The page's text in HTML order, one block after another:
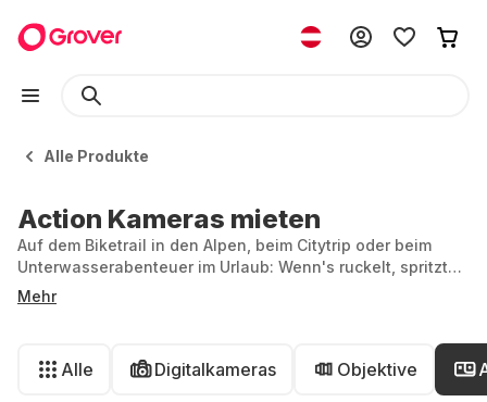
Alle Produkte
Action Kameras mieten
Auf dem Biketrail in den Alpen, beim Citytrip oder beim
Unterwasserabenteuer im Urlaub: Wenn's ruckelt, spritzt
oder fliegt, braucht es die richtige Kamera. Bei Grover
kannst du dir eine Action Cam mieten, die den Moment
Mehr
Alle Digitalkameras Objektive